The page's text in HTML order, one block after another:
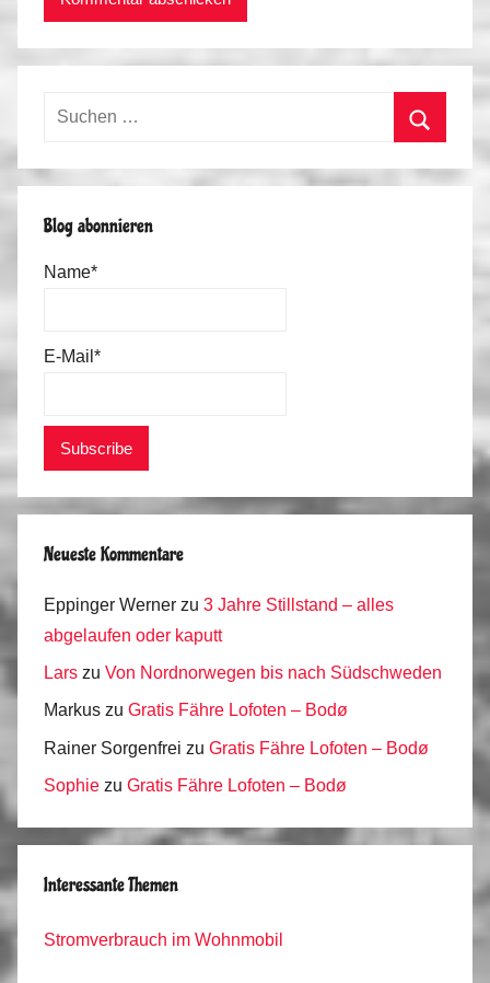
Suchen
Blog abonnieren
Name*
E-Mail*
Neueste Kommentare
Eppinger Werner zu 3 Jahre Stillstand – alles
abgelaufen oder kaputt
Lars zu Von Nordnorwegen bis nach Südschweden
Markus zu Gratis Fähre Lofoten – Bodø
Rainer Sorgenfrei zu Gratis Fähre Lofoten – Bodø
Sophie zu Gratis Fähre Lofoten – Bodø
Interessante Themen
Stromverbrauch im Wohnmobil